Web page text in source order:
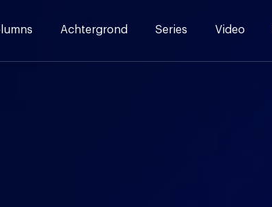
Achtergrond Series Video